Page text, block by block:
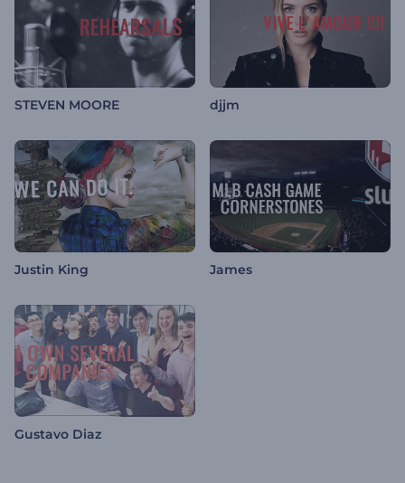
STEVEN MOORE djjm
Justin King James
Gustavo Diaz